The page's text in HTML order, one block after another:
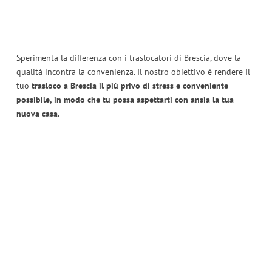
Sperimenta la differenza con i traslocatori di Brescia, dove la
qualità incontra la convenienza. Il nostro obiettivo è rendere il
tuo trasloco a Brescia il più privo di stress e conveniente
possibile, in modo che tu possa aspettarti con ansia la tua
nuova casa.